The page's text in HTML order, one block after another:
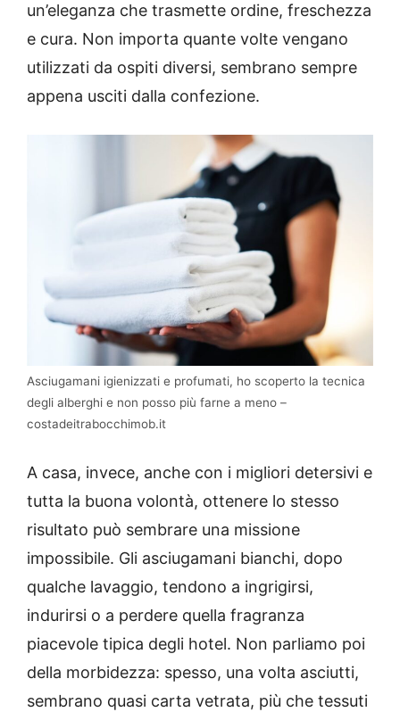
un’eleganza che trasmette ordine, freschezza
e cura. Non importa quante volte vengano
utilizzati da ospiti diversi, sembrano sempre
appena usciti dalla confezione.
Asciugamani igienizzati e profumati, ho scoperto la tecnica
degli alberghi e non posso più farne a meno –
costadeitrabocchimob.it
A casa, invece, anche con i migliori detersivi e
tutta la buona volontà, ottenere lo stesso
risultato può sembrare una missione
impossibile. Gli asciugamani bianchi, dopo
qualche lavaggio, tendono a ingrigirsi,
indurirsi o a perdere quella fragranza
piacevole tipica degli hotel. Non parliamo poi
della morbidezza: spesso, una volta asciutti,
sembrano quasi carta vetrata, più che tessuti